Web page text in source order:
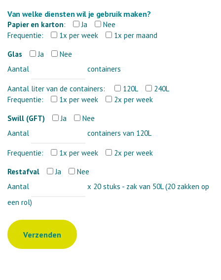
Van welke diensten wil je gebruik maken?
Papier en karton: Ja
Nee
Frequentie:
1x per week
1x per maand
Glas
Ja
Nee
Aantal
containers
Aantal liter van de containers: 120L
240L
Frequentie:
1x per week
2x per week
Swill (GFT)
Ja
Nee
Aantal
containers van 120L
Frequentie: 1x per week
2x per week
Restafval
Ja
Nee
Aantal
x 20 stuks - zak van 50L (20 zakken op
een rol)